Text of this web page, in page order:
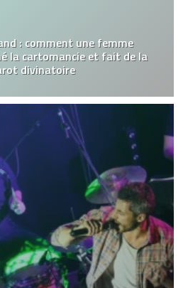
: comment une femme
la cartomancie et fait de la
divinatoire